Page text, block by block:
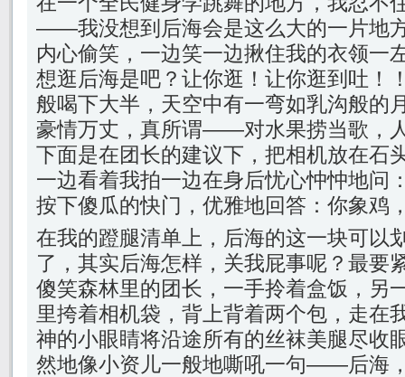
——我没想到后海会是这么大的一片地
内心偷笑，一边笑一边揪住我的衣领一
想逛后海是吧？让你逛！让你逛到吐！
般喝下大半，天空中有一弯如乳沟般的
豪情万丈，真所谓——对水果捞当歌，
下面是在团长的建议下，把相机放在石
一边看着我拍一边在身后忧心忡忡地问
按下傻瓜的快门，优雅地回答：你象鸡
在我的蹬腿清单上，后海的这一块可以
了，其实后海怎样，关我屁事呢？最要
傻笑森林里的团长，一手拎着盒饭，另
里挎着相机袋，背上背着两个包，走在
神的小眼睛将沿途所有的丝袜美腿尽收
然地像小资儿一般地嘶吼一句——后海